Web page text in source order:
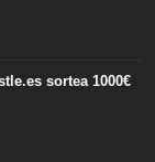
sortea 1000€